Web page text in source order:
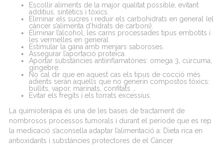
Escollir aliments de la major qualitat possible, evitant
additius, sintètics i tòxics.
Eliminar els sucres i reduir els carbohidrats en general (el
càncer s’alimenta d’hidrats de carboni).
Eliminar l’alcohol, les carns processades tipus embotits i
les vermelles en general.
Estimular la gana amb menjars saboroses.
Assegurar l’aportació proteica.
Aportar substàncies antiinflamatòries: omega 3, cúrcuma,
gingebre.
No cal dir que en aquest cas els tipus de cocció més
adients seran aquells que no generin compostos tòxics:
bullits, vapor, marinats, confitats …
Evitar els fregits i els torrats excessius.
La quimioteràpia és una de les bases de tractament de
nombrosos processos tumorals i durant el període que es rep
la medicació s’aconsella adaptar l’alimentació a: Dieta rica en
antioxidants i substàncies protectores de el Càncer